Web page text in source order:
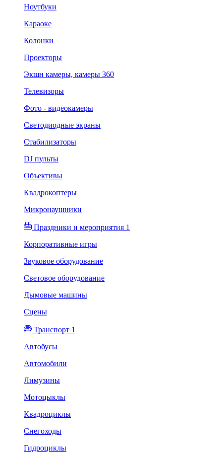
Ноутбуки
Караоке
Колонки
Проекторы
Экшн камеры, камеры 360
Телевизоры
Фото - видеокамеры
Светодиодные экраны
Стабилизаторы
DJ пульты
Объективы
Квадрокоптеры
Микронаушники
Праздники и мероприятия 1
Корпоративные игры
Звуковое оборудование
Световое оборудование
Дымовые машины
Сцены
Транспорт 1
Автобусы
Автомобили
Лимузины
Мотоцыклы
Квадроциклы
Снегоходы
Гидроциклы